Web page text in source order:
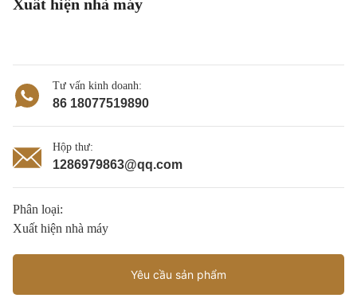
Xuất hiện nhà máy
Tư vấn kinh doanh:
86 18077519890
Hộp thư:
1286979863@qq.com
Phân loại:
Xuất hiện nhà máy
Yêu cầu sản phẩm